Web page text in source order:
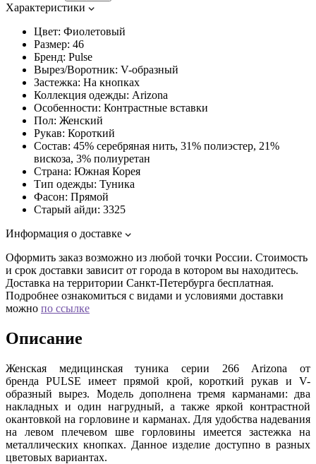
Характеристики
Цвет: Фиолетовый
Размер: 46
Бренд: Pulse
Вырез/Воротник: V-образный
Застежка: На кнопках
Коллекция одежды: Arizona
Особенности: Контрастные вставки
Пол: Женский
Рукав: Короткий
Состав: 45% серебряная нить, 31% полиэстер, 21%
вискоза, 3% полиуретан
Страна: Южная Корея
Тип одежды: Туника
Фасон: Прямой
Старый айди: 3325
Информация о доставке
Оформить заказ возможно из любой точки России. Стоимость
и срок доставки зависит от города в котором вы находитесь.
Доставка на территории Санкт-Петербурга бесплатная.
Подробнее ознакомиться с видами и условиями доставки
можно по ссылке
Описание
Женская медицинская туника серии 266 Arizona от
бренда PULSE имеет прямой крой, короткий рукав и V-
образный вырез. Модель дополнена тремя карманами: два
накладных и один нагрудный, а также яркой контрастной
окантовкой на горловине и карманах. Для удобства надевания
на левом плечевом шве горловины имеется застежка на
металлических кнопках. Данное изделие доступно в разных
цветовых вариантах.